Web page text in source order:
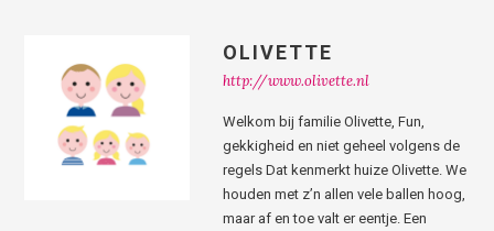
OLIVETTE
http://www.olivette.nl
Welkom bij familie Olivette, Fun,
gekkigheid en niet geheel volgens de
regels Dat kenmerkt huize Olivette. We
houden met z’n allen vele ballen hoog,
maar af en toe valt er eentje. Een